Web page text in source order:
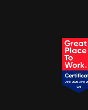
Erhalten Sie jetzt ihren
Wir werden ihnen
spannende Webinare